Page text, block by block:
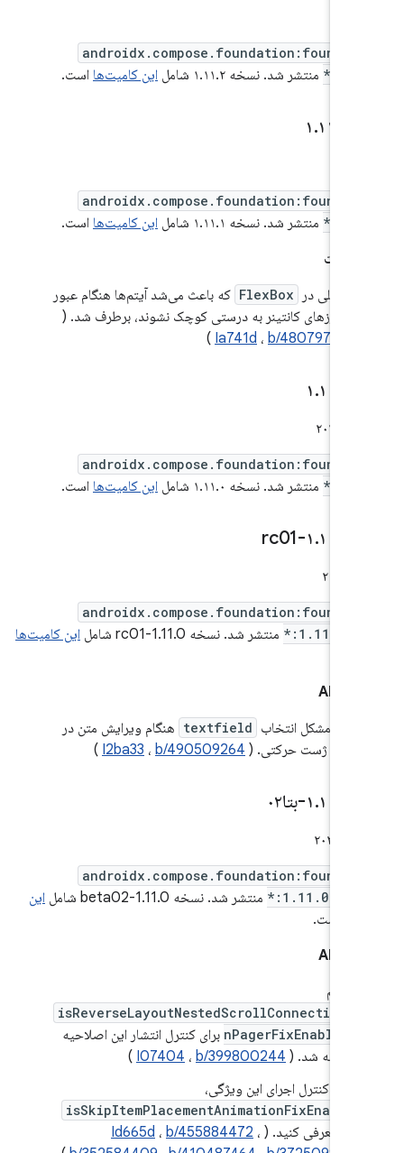
منتشر شد. نسخه ۱.۱۱.۲ شامل این کامیت‌هااست.
منتشر شد. نسخه ۱.۱۱.۱ شامل این کامیت‌هااست.
FlexBox که باعث می‌شد آیتم‌ها هنگام عبور
از مرزهای کانتینر به درستی کوچک نشوند، برطرف شد. (
Ia741d،b/480797591
)
منتشر شد. نسخه ۱.۱۱.۰ شامل این کامیت‌هااست.
*:1.11.0-منتشر شد. نسخه 1.11.0-rc01 شامل این کامیت‌ها
رفع مشکل انتخاب textfield هنگام ویرایش متن در
حین ژست حرکتی. (
I2ba33،b/490509264
)
*:1.11.0-منتشر شد. نسخه 1.11.0-beta02 شامل
این
isReverseLayoutNestedScrollConnectionI
nPagerFixEnabledبرای کنترل انتشار این اصلاحیه
اضافه شد. (
I07404،b/399800244
)
برای کنترل اجرای این ویژگی،
isSkipItemPlacementAnimationFixEnable
معرفی کنید. ( Id665d،b/455884472،